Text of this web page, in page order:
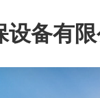
设备有